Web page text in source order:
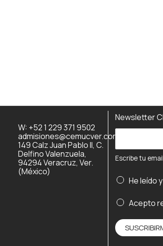
W: +52 1 229 371 9502
admisiones@cemucver.com
149 Calz Juan Pablo II, C.
Delfino Valenzuela,
94294 Veracruz, Ver.
(México)
Newsletter
s
c
b
t
u
Escribe tu email
E
c
i
b
He leído
Acepto